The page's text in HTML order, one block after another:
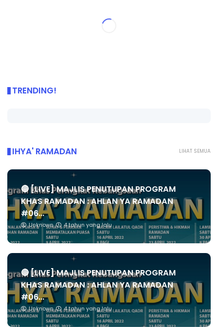
TRENDING!
LIHAT SEMUA
IHYA' RAMADAN
🔴 [LIVE] MAJLIS PENUTUPAN PROGRAM
KHAS RAMADAN : AHLAN YA RAMADAN
#06...
Unknown 4 tahun yang lalu
🔴 [LIVE] MAJLIS PENUTUPAN PROGRAM
KHAS RAMADAN : AHLAN YA RAMADAN
#06...
Unknown 4 tahun yang lalu